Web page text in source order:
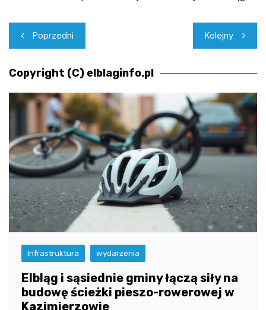
Nawigacja
wpisu
Poprzedni Kolejny
Copyright (C) elblaginfo.pl
Infrastruktura wydarzenia
Elbląg i sąsiednie gminy łączą siły na
budowę ścieżki pieszo-rowerowej w
Kazimierzowie